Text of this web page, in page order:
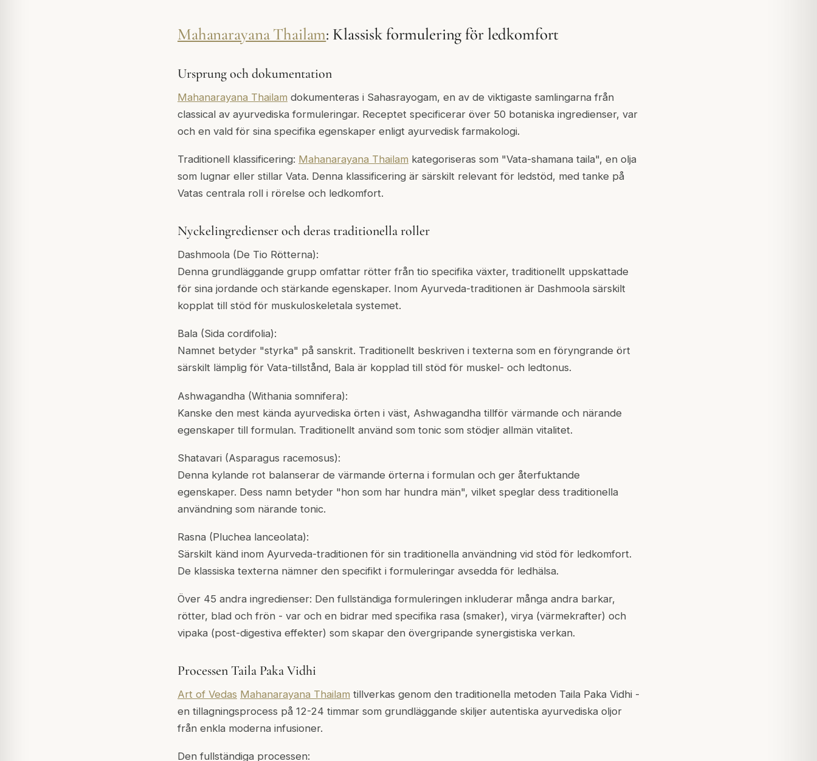
Mahanarayana Thailam: Klassisk formulering för ledkomfort
Ursprung och dokumentation
Mahanarayana Thailam dokumenteras i Sahasrayogam, en av de viktigaste samlingarna från
classical av ayurvediska formuleringar. Receptet specificerar över 50 botaniska ingredienser, var
och en vald för sina specifika egenskaper enligt ayurvedisk farmakologi.
Traditionell klassificering: Mahanarayana Thailam kategoriseras som "Vata-shamana taila", en olja
som lugnar eller stillar Vata. Denna klassificering är särskilt relevant för ledstöd, med tanke på
Vatas centrala roll i rörelse och ledkomfort.
Nyckelingredienser och deras traditionella roller
Dashmoola (De Tio Rötterna):
Denna grundläggande grupp omfattar rötter från tio specifika växter, traditionellt uppskattade
för sina jordande och stärkande egenskaper. Inom Ayurveda-traditionen är Dashmoola särskilt
kopplat till stöd för muskuloskeletala systemet.
Bala (Sida cordifolia):
Namnet betyder "styrka" på sanskrit. Traditionellt beskriven i texterna som en föryngrande ört
särskilt lämplig för Vata-tillstånd, Bala är kopplad till stöd för muskel- och ledtonus.
Ashwagandha (Withania somnifera):
Kanske den mest kända ayurvediska örten i väst, Ashwagandha tillför värmande och närande
egenskaper till formulan. Traditionellt använd som tonic som stödjer allmän vitalitet.
Shatavari (Asparagus racemosus):
Denna kylande rot balanserar de värmande örterna i formulan och ger återfuktande
egenskaper. Dess namn betyder "hon som har hundra män", vilket speglar dess traditionella
användning som närande tonic.
Rasna (Pluchea lanceolata):
Särskilt känd inom Ayurveda-traditionen för sin traditionella användning vid stöd för ledkomfort.
De klassiska texterna nämner den specifikt i formuleringar avsedda för ledhälsa.
Över 45 andra ingredienser: Den fullständiga formuleringen inkluderar många andra barkar,
rötter, blad och frön - var och en bidrar med specifika rasa (smaker), virya (värmekrafter) och
vipaka (post-digestiva effekter) som skapar den övergripande synergistiska verkan.
Processen Taila Paka Vidhi
Art of Vedas Mahanarayana Thailam tillverkas genom den traditionella metoden Taila Paka Vidhi -
en tillagningsprocess på 12-24 timmar som grundläggande skiljer autentiska ayurvediska oljor
från enkla moderna infusioner.
Den fullständiga processen: